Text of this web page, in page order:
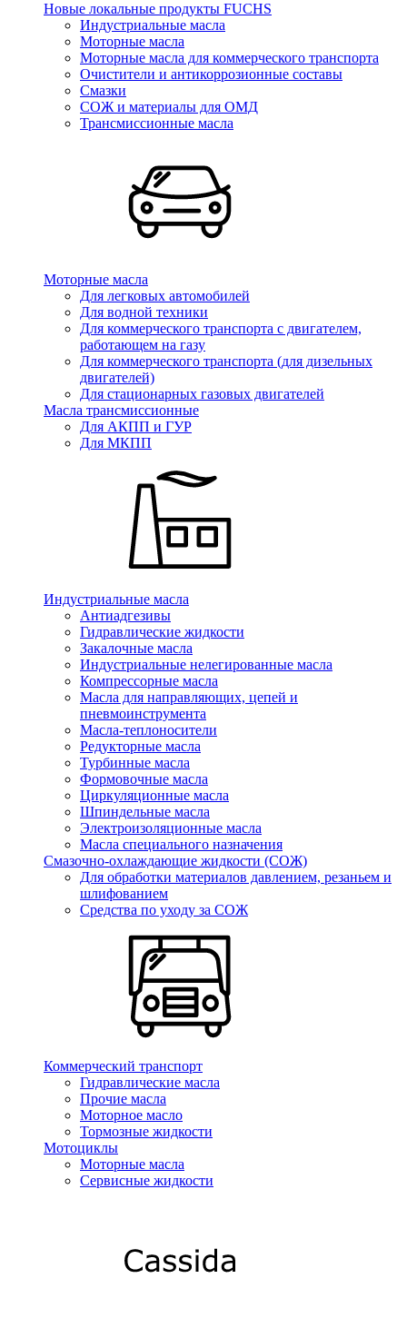
Новые локальные продукты FUCHS
Индустриальные масла
Моторные масла
Моторные масла для коммерческого транспорта
Очистители и антикоррозионные составы
Смазки
СОЖ и материалы для ОМД
Трансмиссионные масла
Моторные масла
Для легковых автомобилей
Для водной техники
Для коммерческого транспорта с двигателем,
работающем на газу
Для коммерческого транспорта (для дизельных
двигателей)
Для стационарных газовых двигателей
Масла трансмиссионные
Для АКПП и ГУР
Для МКПП
Индустриальные масла
Антиадгезивы
Гидравлические жидкости
Закалочные масла
Индустриальные нелегированные масла
Компрессорные масла
Масла для направляющих, цепей и
пневмоинструмента
Масла-теплоносители
Редукторные масла
Турбинные масла
Формовочные масла
Циркуляционные масла
Шпиндельные масла
Электроизоляционные масла
Масла специального назначения
Смазочно-охлаждающие жидкости (СОЖ)
Для обработки материалов давлением, резаньем и
шлифованием
Средства по уходу за СОЖ
Коммерческий транспорт
Гидравлические масла
Прочие масла
Моторное масло
Тормозные жидкости
Мотоциклы
Моторные масла
Сервисные жидкости